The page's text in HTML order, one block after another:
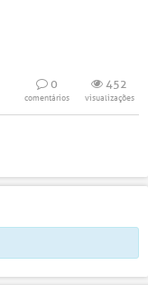
0
comentários
452
visualizações